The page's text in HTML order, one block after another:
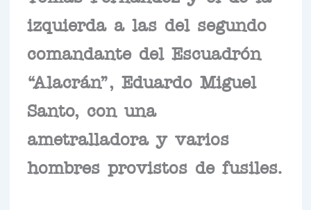
izquierda a las del segundo
comandante del Escuadrón
“Alacrán”, Eduardo Miguel
Santo, con una
ametralladora y varios
hombres provistos de fusiles.